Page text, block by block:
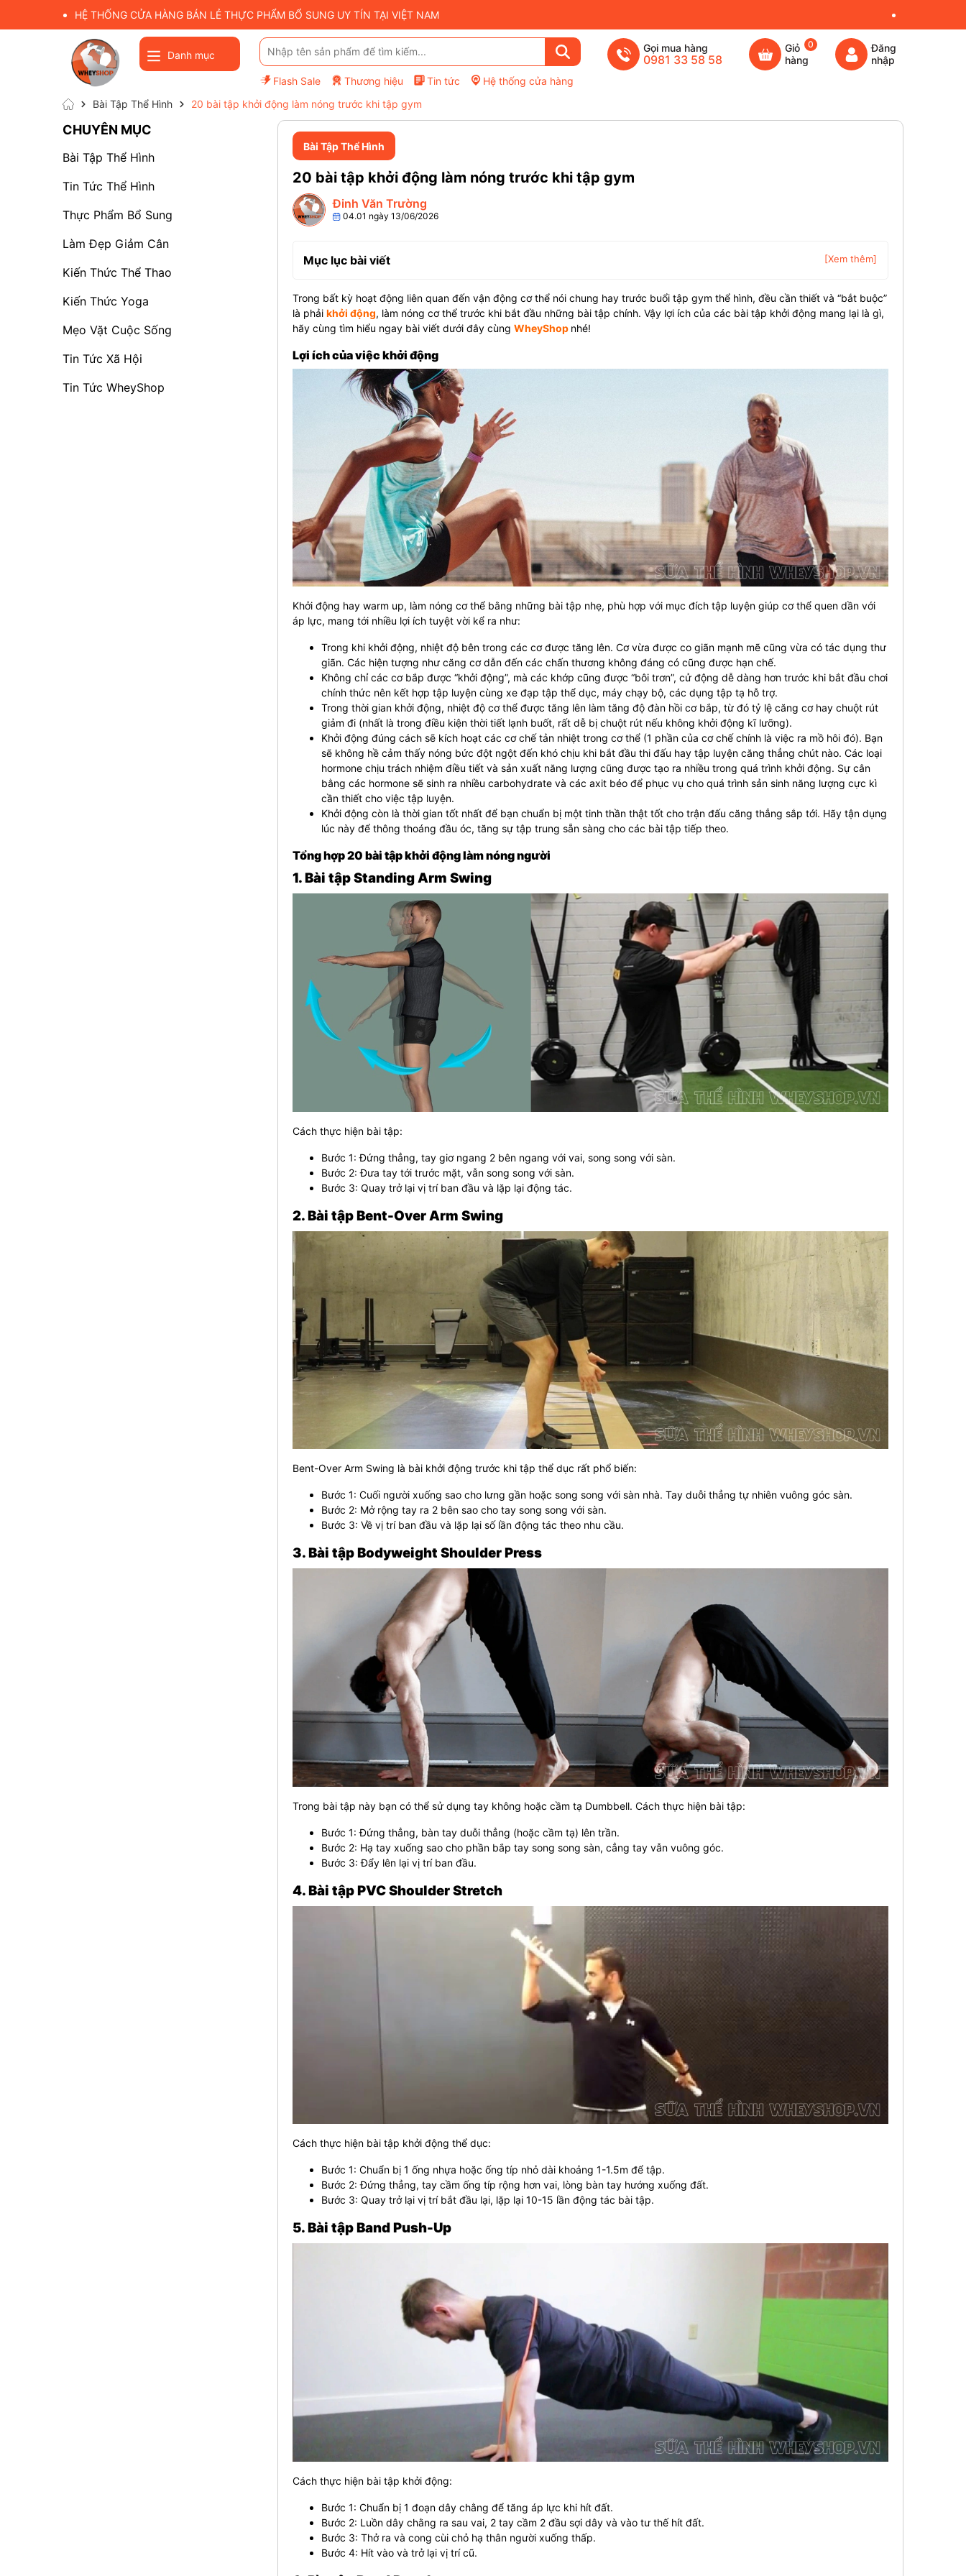
HỆ THỐNG CỬA HÀNG BÁN LẺ THỰC PHẨM BỔ SUNG UY TÍN TẠI VIỆT NAM
Danh mục
Flash Sale Thương hiệu Tin tức Hệ thống cửa hàng
Gọi mua hàng
0981 33 58 58
Giỏ
hàng
0
Đăng
nhập
Bài Tập Thể Hình 20 bài tập khởi động làm nóng trước khi tập gym
Bài Tập Thể Hình
20 bài tập khởi động làm nóng trước khi tập gym
Đinh Văn Trường
04.01 ngày 13/06/2026
Mục lục bài viết [Xem thêm]
Trong bất kỳ hoạt động liên quan đến vận động cơ thể nói chung hay trước buổi tập gym thể hình, đều cần thiết và “bắt buộc”
là phải khởi động, làm nóng cơ thể trước khi bắt đầu những bài tập chính. Vậy lợi ích của các bài tập khởi động mang lại là gì,
hãy cùng tìm hiểu ngay bài viết dưới đây cùng WheyShop nhé!
Lợi ích của việc khởi động
Khởi động hay warm up, làm nóng cơ thể bằng những bài tập nhẹ, phù hợp với mục đích tập luyện giúp cơ thể quen dần với
áp lực, mang tới nhiều lợi ích tuyệt vời kể ra như:
Trong khi khởi động, nhiệt độ bên trong các cơ được tăng lên. Cơ vừa được co giãn mạnh mẽ cũng vừa có tác dụng thư
giãn. Các hiện tượng như căng cơ dẫn đến các chấn thương không đáng có cũng được hạn chế.
Không chỉ các cơ bắp được “khởi động”, mà các khớp cũng được “bôi trơn”, cử động dễ dàng hơn trước khi bắt đầu chơi
chính thức nên kết hợp tập luyện cùng xe đạp tập thể dục, máy chạy bộ, các dụng tập tạ hỗ trợ.
Trong thời gian khởi động, nhiệt độ cơ thể được tăng lên làm tăng độ đàn hồi cơ bắp, từ đó tỷ lệ căng cơ hay chuột rút
giảm đi (nhất là trong điều kiện thời tiết lạnh buốt, rất dễ bị chuột rút nếu không khởi động kĩ lưỡng).
Khởi động đúng cách sẽ kích hoạt các cơ chế tản nhiệt trong cơ thể (1 phần của cơ chế chính là việc ra mồ hôi đó). Bạn
sẽ không hề cảm thấy nóng bức đột ngột đến khó chịu khi bắt đầu thi đấu hay tập luyện căng thẳng chút nào. Các loại
hormone chịu trách nhiệm điều tiết và sản xuất năng lượng cũng được tạo ra nhiều trong quá trình khởi động. Sự cân
bằng các hormone sẽ sinh ra nhiều carbohydrate và các axit béo để phục vụ cho quá trình sản sinh năng lượng cực kì
cần thiết cho việc tập luyện.
Khởi động còn là thời gian tốt nhất để bạn chuẩn bị một tinh thần thật tốt cho trận đấu căng thẳng sắp tới. Hãy tận dụng
lúc này để thông thoáng đầu óc, tăng sự tập trung sẵn sàng cho các bài tập tiếp theo.
Tổng hợp 20 bài tập khởi động làm nóng người
1. Bài tập Standing Arm Swing
Cách thực hiện bài tập:
Bước 1: Đứng thẳng, tay giơ ngang 2 bên ngang với vai, song song với sàn.
Bước 2: Đưa tay tới trước mặt, vẫn song song với sàn.
Bước 3: Quay trở lại vị trí ban đầu và lặp lại động tác.
2. Bài tập Bent-Over Arm Swing
Bent-Over Arm Swing là bài khởi động trước khi tập thể dục rất phổ biến:
Bước 1: Cuối người xuống sao cho lưng gần hoặc song song với sàn nhà. Tay duỗi thẳng tự nhiên vuông góc sàn.
Bước 2: Mở rộng tay ra 2 bên sao cho tay song song với sàn.
Bước 3: Về vị trí ban đầu và lặp lại số lần động tác theo nhu cầu.
3. Bài tập Bodyweight Shoulder Press
Trong bài tập này bạn có thể sử dụng tay không hoặc cầm tạ Dumbbell. Cách thực hiện bài tập:
Bước 1: Đứng thẳng, bàn tay duỗi thẳng (hoặc cầm tạ) lên trần.
Bước 2: Hạ tay xuống sao cho phần bắp tay song song sàn, cẳng tay vẫn vuông góc.
Bước 3: Đẩy lên lại vị trí ban đầu.
4. Bài tập PVC Shoulder Stretch
Cách thực hiện bài tập khởi động thể dục:
Bước 1: Chuẩn bị 1 ống nhựa hoặc ống típ nhỏ dài khoảng 1-1.5m để tập.
Bước 2: Đứng thẳng, tay cầm ống típ rộng hơn vai, lòng bàn tay hướng xuống đất.
Bước 3: Quay trở lại vị trí bắt đầu lại, lặp lại 10-15 lần động tác bài tập.
5. Bài tập Band Push-Up
Cách thực hiện bài tập khởi động:
Bước 1: Chuẩn bị 1 đoạn dây chằng để tăng áp lực khi hít đất.
Bước 2: Luồn dây chằng ra sau vai, 2 tay cầm 2 đầu sợi dây và vào tư thế hít đất.
Bước 3: Thở ra và cong cùi chỏ hạ thân người xuống thấp.
Bước 4: Hít vào và trở lại vị trí cũ.
CHUYÊN MỤC
Bài Tập Thể Hình
Tin Tức Thể Hình
Thực Phẩm Bổ Sung
Làm Đẹp Giảm Cân
Kiến Thức Thể Thao
Kiến Thức Yoga
Mẹo Vặt Cuộc Sống
Tin Tức Xã Hội
Tin Tức WheyShop